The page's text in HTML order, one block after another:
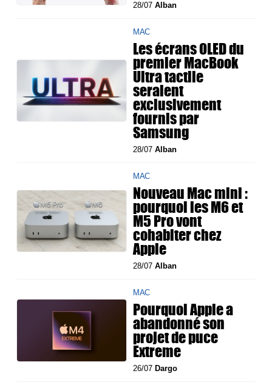
28/07Alban
MAC
Les écrans OLED du
premier MacBook
Ultra tactile
seraient
exclusivement
fournis par
Samsung
28/07Alban
MAC
Nouveau Mac mini :
pourquoi les M6 et
M5 Pro vont
cohabiter chez
Apple
28/07Alban
MAC
Pourquoi Apple a
abandonné son
projet de puce
Extreme
26/07 Dargo